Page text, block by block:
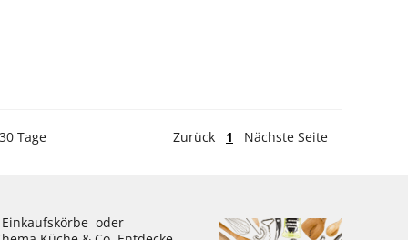
Tage Zurück 1 Nächste Seite
oder